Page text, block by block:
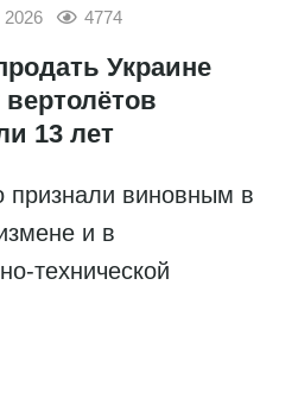
4774
Украине
13 лет
признали виновным в
и в
технической